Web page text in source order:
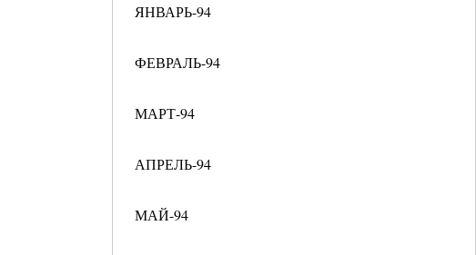
ЯНВАРЬ-94
ФЕВРАЛЬ-94
МАРТ-94
АПРЕЛЬ-94
МАЙ-94